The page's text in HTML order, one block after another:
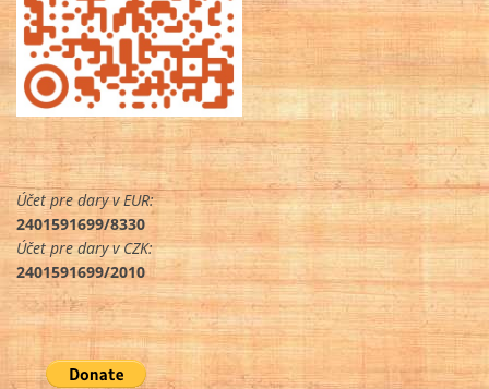
Účet pre dary v EUR:
2401591699/8330
Účet pre dary v CZK:
2401591699/2010